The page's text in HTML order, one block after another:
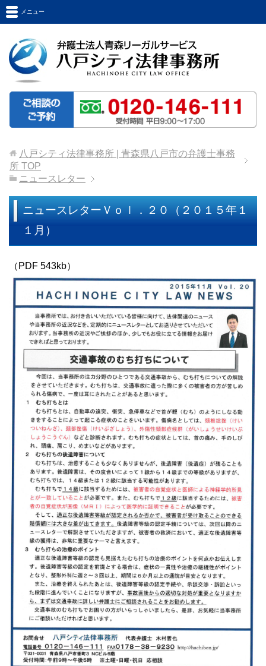
メニュー
八戸シティ法律事務所 | 青森県八戸市の弁護士事務
所 TOP
ニュースレター
ニュースレターＶｏｌ．２０（２０１５年１
１月）
（PDF 543kb）